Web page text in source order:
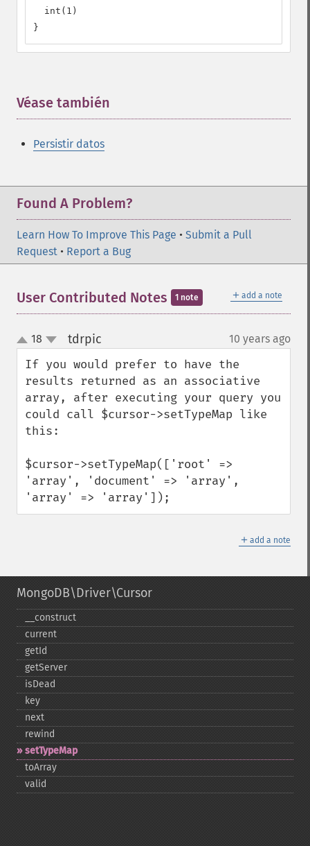
  int(1)
}
Véase también
Persistir datos
Found A Problem?
Learn How To Improve This Page • Submit a Pull
Request • Report a Bug
＋ add a note
User Contributed Notes 1 note
up
down
18 tdrpic 10 years ago
If you would prefer to have the
results returned as an associative
array, after executing your query you
could call $cursor->setTypeMap like
this:
$cursor->setTypeMap(['root' =>
'array', 'document' => 'array',
'array' => 'array']);
＋ add a note
MongoDB\Driver\Cursor
_​_​construct
current
getId
getServer
isDead
key
next
rewind
setTypeMap
toArray
valid